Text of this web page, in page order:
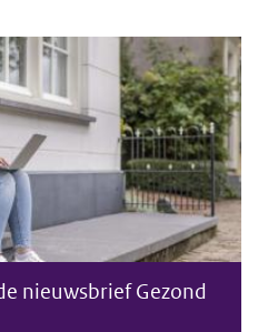
nieuwsbrief Gezond